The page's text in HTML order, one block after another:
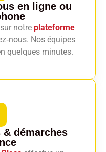
en ligne ou
notre plateforme
Nos équipes
quelques minutes.
& démarches